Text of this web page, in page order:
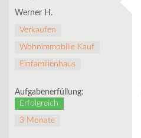
Werner H.
Verkaufen
Wohnimmobilie Kauf
Einfamilienhaus
Aufgabenerfüllung:
Erfolgreich
3 Monate